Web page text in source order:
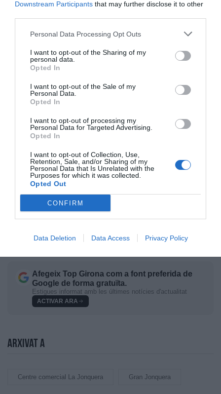
Downstream Participants that may further disclose it to other
Personal Data Processing Opt Outs
I want to opt-out of the Sharing of my
personal data.
Opted In
I want to opt-out of the Sale of my
Personal Data.
Opted In
I want to opt-out of processing my
Personal Data for Targeted Advertising.
Opted In
I want to opt-out of Collection, Use,
Retention, Sale, and/or Sharing of my
Personal Data that Is Unrelated with the
Purposes for which it was collected.
Opted Out
CONFIRM
Data Deletion Data Access Privacy Policy
Afegeix Top Girona com a font preferida de
Google de forma gratuïta.
Estigues informat amb les últimes notícies d'actualitat
ACTIVAR ARA
Arxivat a
Centre comercial La Jonquera Gran Jonquera